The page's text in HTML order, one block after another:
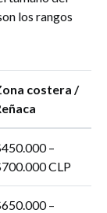
los rangos
costera /
–
CLP
–